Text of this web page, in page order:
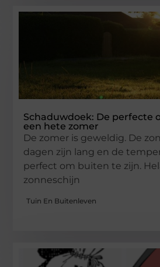
Schaduwdoek: De perfecte
een hete zomer
De zomer is geweldig. De
dagen zijn lang en de
perfect om buiten te zijn.
zonneschijn
Tuin En Buitenleven